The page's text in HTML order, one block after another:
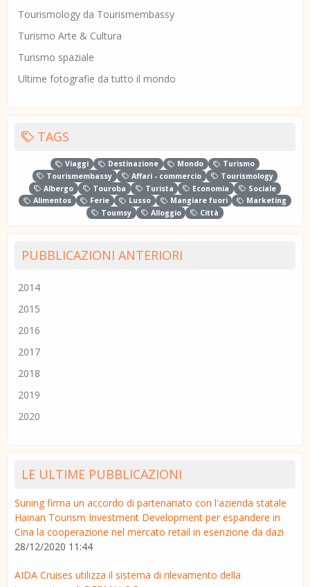
Tourismology da Tourismembassy
Turismo Arte & Cultura
Turismo spaziale
Ultime fotografie da tutto il mondo
TAGS
Viaggi Destinazione Mondo
Turismo
Tourismembassy
Affari - commercio
Tourismology
Albergo
Touroba Turista Economia
Sociale
Alimentos
Ferie Lusso Mangiare fuori
Marketing
Toumsy
Alloggio Città
PUBBLICAZIONI ANTERIORI
2014
2015
2016
2017
2018
2019
2020
LE ULTIME PUBBLICAZIONI
Suning firma un accordo di partenariato con l'azienda statale
Hainan Tourism Investment Development per espandere in
Cina la cooperazione nel mercato retail in esenzione da dazi
28/12/2020 11:44
AIDA Cruises utilizza il sistema di rilevamento della